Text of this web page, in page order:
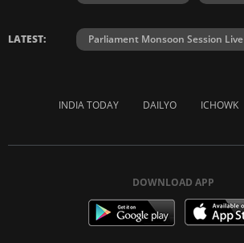
LATEST: Parliament Monsoon Session Live
INDIA TODAY DAILYO ICHOWK
DOWNLOAD APP